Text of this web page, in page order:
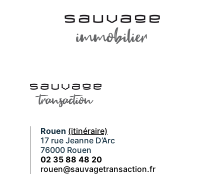
Rouen (itinéraire)
17 rue Jeanne D’Arc
76000 Rouen
02 35 88 48 20
rouen@sauvagetransaction.fr